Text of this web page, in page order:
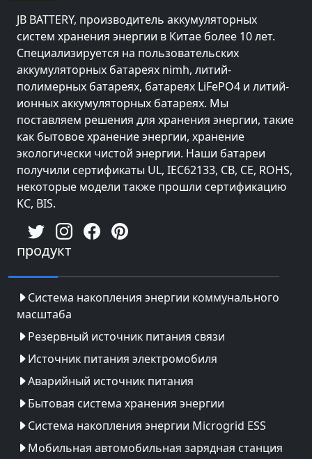
JB BATTERY, производитель аккумуляторных
систем хранения энергии в Китае более 10 лет.
Специализируется на пользовательских
аккумуляторных батареях nimh, литий-
полимерных батареях, батареях LiFePO4 и литий-
ионных аккумуляторных батареях. Мы
поставляем решения для хранения энергии, такие
как бытовое хранение энергии, хранение
экологически чистой энергии. Наши батареи
получили сертификаты UL, IEC62133, CB, CE, ROHS,
некоторые модели также прошли сертификацию
KC, BIS.
продукт
Система накопления энергии коммунального
масштаба
Резервный источник питания связи
Источник питания электромобиля
Аварийный источник питания
Бытовая система хранения энергии
Система накопления энергии Microgrid ESS
Мобильная автомобильная зарядная станция